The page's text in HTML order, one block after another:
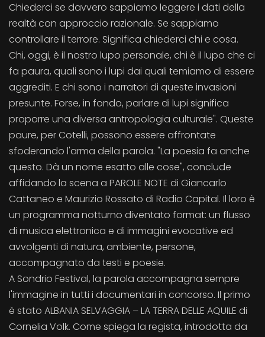
Chiederci se davvero sappiamo leggere i dati della
realtà con approccio razionale. Se sappiamo
controllare il terrore. Significa chiederci chi e cosa.
Chi, oggi, è il nostro lupo personale, chi è il lupo che ci
fa paura, quali sono i lupi dai quali temiamo di essere
aggrediti. E chi sono i narratori di queste invasioni
presunte. Forse, in fondo, parlare di lupi significa
proporre una diversa antropologia culturale". Queste
paure, per Cotelli, possono essere affrontate
sfoderando l'arma della parola. "La poesia fa anche
questo. Dà un nome esatto alle cose", conclude
affidando la scena a PAROLE NOTE di Giancarlo
Cattaneo e Maurizio Rossato di Radio Capital. Il loro è
un programma notturno diventato format: un flusso
di musica elettronica e di immagini evocative ed
avvolgenti di natura, ambiente, persone,
accompagnato da testi e poesie.
A Sondrio Festival, la parola accompagna sempre
l'immagine in tutti i documentari in concorso. Il primo
è stato ALBANIA SELVAGGIA – LA TERRA DELLE AQUILE di
Cornelia Volk. Come spiega la regista, introdotta da